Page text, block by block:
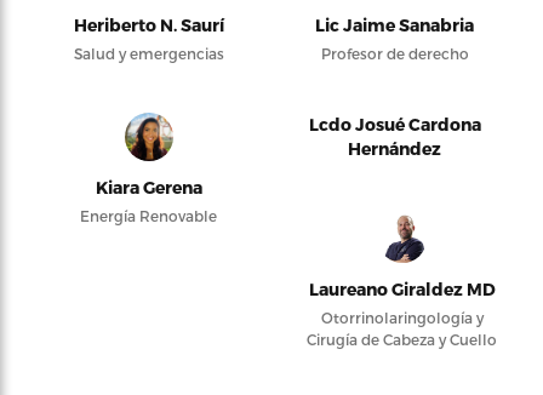
Heriberto N. Saurí
Salud y emergencias
Lic Jaime Sanabria
Profesor de derecho
Kiara Gerena
Energía Renovable
Lcdo Josué Cardona
Hernández
Laureano Giraldez MD
Otorrinolaringología y
Cirugía de Cabeza y Cuello